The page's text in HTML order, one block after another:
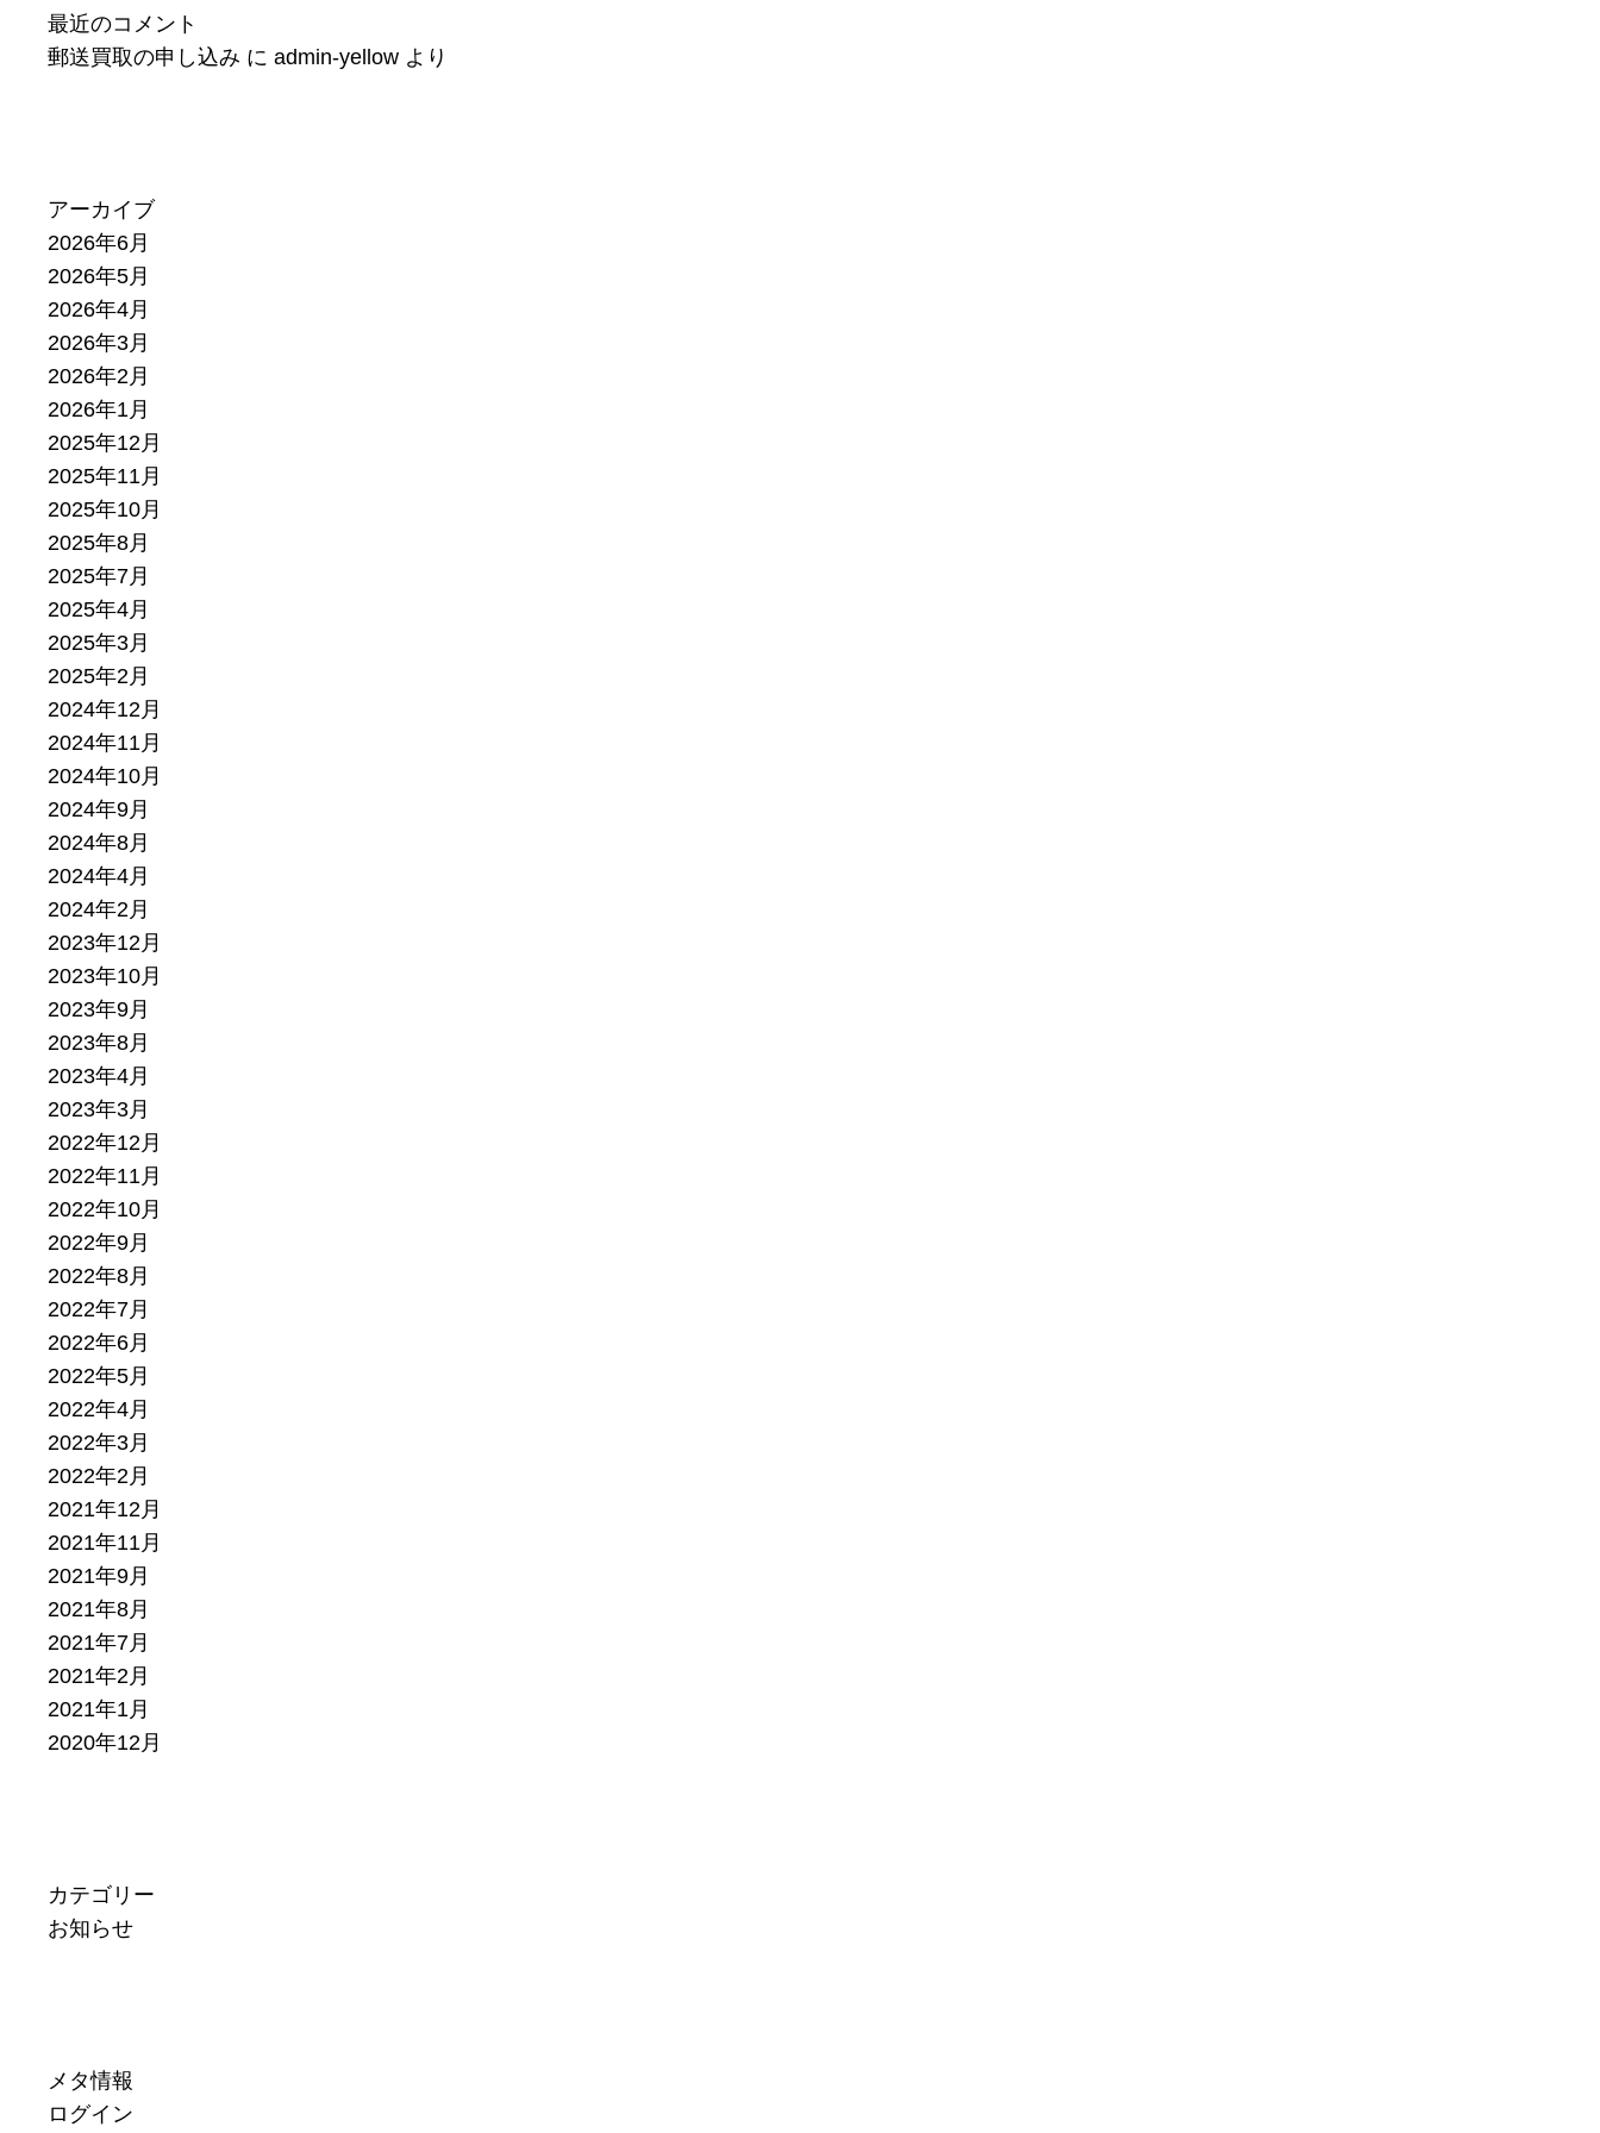
最近のコメント
郵送買取の申し込み にadmin-yellow より
アーカイブ
2026年6月
2026年5月
2026年4月
2026年3月
2026年2月
2026年1月
2025年12月
2025年11月
2025年10月
2025年8月
2025年7月
2025年4月
2025年3月
2025年2月
2024年12月
2024年11月
2024年10月
2024年9月
2024年8月
2024年4月
2024年2月
2023年12月
2023年10月
2023年9月
2023年8月
2023年4月
2023年3月
2022年12月
2022年11月
2022年10月
2022年9月
2022年8月
2022年7月
2022年6月
2022年5月
2022年4月
2022年3月
2022年2月
2021年12月
2021年11月
2021年9月
2021年8月
2021年7月
2021年2月
2021年1月
2020年12月
カテゴリー
お知らせ
メタ情報
ログイン